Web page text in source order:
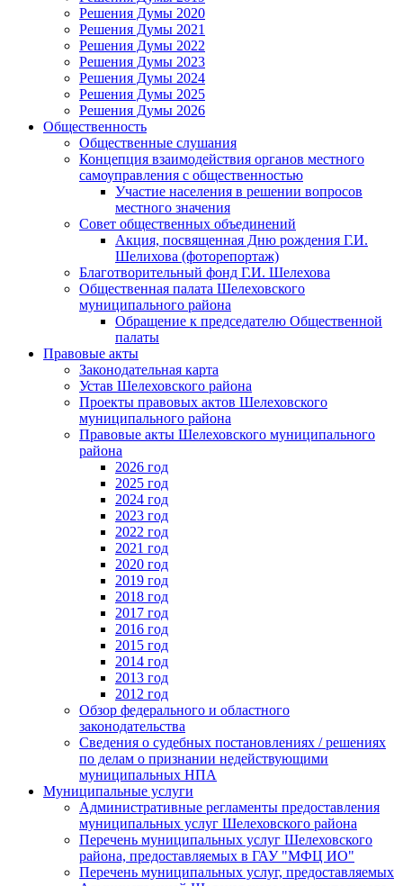
Решения Думы 2020
Решения Думы 2021
Решения Думы 2022
Решения Думы 2023
Решения Думы 2024
Решения Думы 2025
Решения Думы 2026
Общественность
Общественные слушания
Концепция взаимодействия органов местного
самоуправления с общественностью
Участие населения в решении вопросов
местного значения
Совет общественных объединений
Акция, посвященная Дню рождения Г.И.
Шелихова (фоторепортаж)
Благотворительный фонд Г.И. Шелехова
Общественная палата Шелеховского
муниципального района
Обращение к председателю Общественной
палаты
Правовые акты
Законодательная карта
Устав Шелеховского района
Проекты правовых актов Шелеховского
муниципального района
Правовые акты Шелеховского муниципального
района
2026 год
2025 год
2024 год
2023 год
2022 год
2021 год
2020 год
2019 год
2018 год
2017 год
2016 год
2015 год
2014 год
2013 год
2012 год
Обзор федерального и областного
законодательства
Сведения о судебных постановлениях / решениях
по делам о признании недействующими
муниципальных НПА
Муниципальные услуги
Административные регламенты предоставления
муниципальных услуг Шелеховского района
Перечень муниципальных услуг Шелеховского
района, предоставляемых в ГАУ "МФЦ ИО"
Перечень муниципальных услуг, предоставляемых